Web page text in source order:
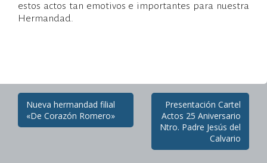
estos actos tan emotivos e importantes para nuestra
Hermandad.
Post
navigation
Nueva hermandad filial
«De Corazón Romero»
Presentación Cartel
Actos 25 Aniversario
Ntro. Padre Jesús del
Calvario